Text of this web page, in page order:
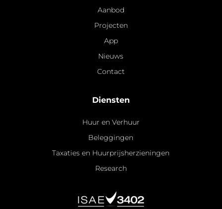
Aanbod
Projecten
App
Nieuws
Contact
Diensten
Huur en Verhuur
Beleggingen
Taxaties en Huurprijsherzieningen
Research